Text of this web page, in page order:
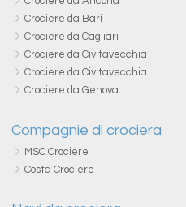
Crociere da Bari
Crociere da Cagliari
Crociere da Civitavecchia
Crociere da Civitavecchia
Crociere da Genova
Compagnie di crociera
MSC Crociere
Costa Crociere